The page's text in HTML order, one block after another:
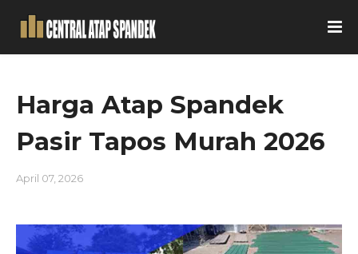
Harga Atap Spandek
Pasir Tapos Murah 2026
April 07, 2026